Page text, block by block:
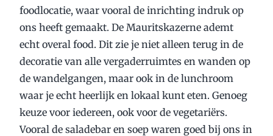
foodlocatie, waar vooral de inrichting indruk op
ons heeft gemaakt. De Mauritskazerne ademt
echt overal food. Dit zie je niet alleen terug in de
decoratie van alle vergaderruimtes en wanden op
de wandelgangen, maar ook in de lunchroom
waar je echt heerlijk en lokaal kunt eten. Genoeg
keuze voor iedereen, ook voor de vegetariërs.
Vooral de saladebar en soep waren goed bij ons in